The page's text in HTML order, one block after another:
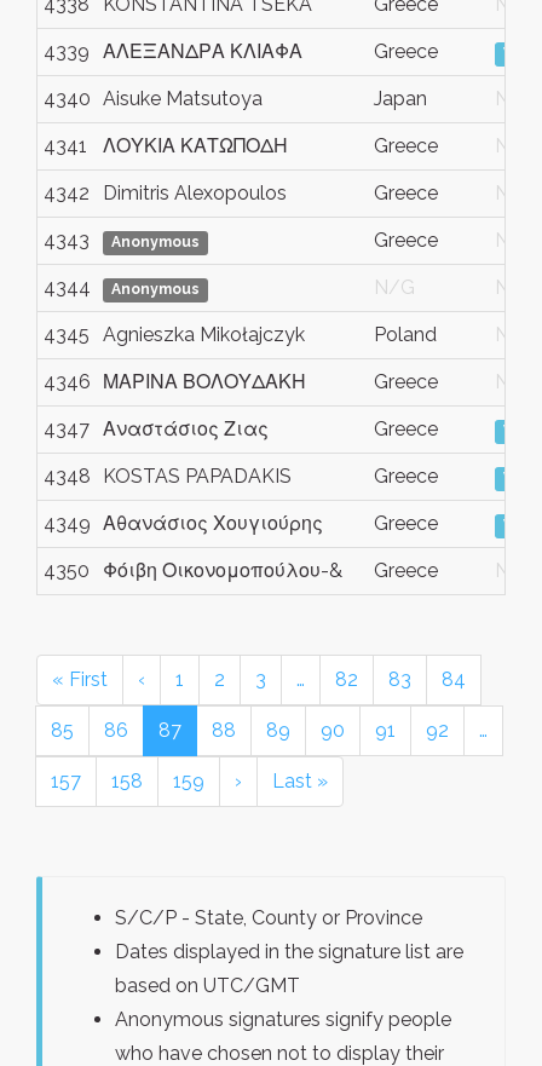
4339 ΑΛΕΞΑΝΔΡΑ ΚΛΙΑΦΑ Greece View
4340 Aisuke Matsutoya Japan N/G
4341 ΛΟΥΚΙΑ ΚΑΤΩΠΟΔΗ Greece N/G
4342 Dimitris Alexopoulos Greece N/G
4343 Anonymous Greece N/G
4344 Anonymous N/G N/G
4345 Agnieszka Mikołajczyk Poland N/G
4346 ΜΑΡΙΝΑ ΒΟΛΟΥΔΑΚΗ Greece N/G
4347 Αναστάσιος Ζιας Greece View
4348 KOSTAS PAPADAKIS Greece View
4349 Αθανάσιος Χουγιούρης Greece View
4350 Φόιβη Οικονομοπούλου-& Greece N/G
« First ‹ 1 2 3 … 82 83 84
85 86 87 88 89 90 91 92 …
157 158 159 › Last »
S/C/P - State, County or Province
Dates displayed in the signature list are
based on UTC/GMT
Anonymous signatures signify people
who have chosen not to display their